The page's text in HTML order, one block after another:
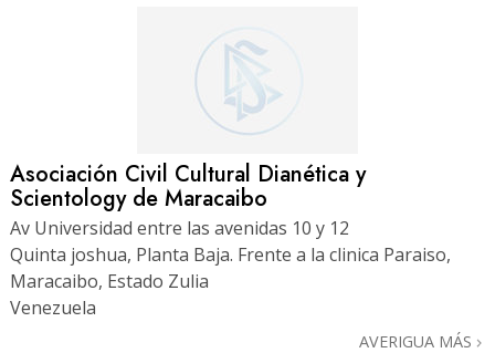
Asociación Civil Cultural Dianética y
Scientology de Maracaibo
Av Universidad entre las avenidas 10 y 12
Quinta joshua, Planta Baja. Frente a la clinica Paraiso,
Maracaibo, Estado Zulia
Venezuela
AVERIGUA MÁS